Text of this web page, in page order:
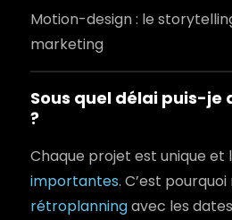
Motion-design : le
marketing
Sous quel délai puis-je
?
Chaque projet est unique et
importantes. C’est
rétroplanningavec les